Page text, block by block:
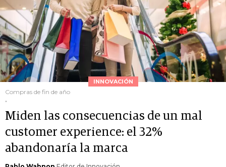
INNOVACIÓN
Compras de fin de año
.
Miden las consecuencias de un mal
customer experience: el 32%
abandonaría la marca